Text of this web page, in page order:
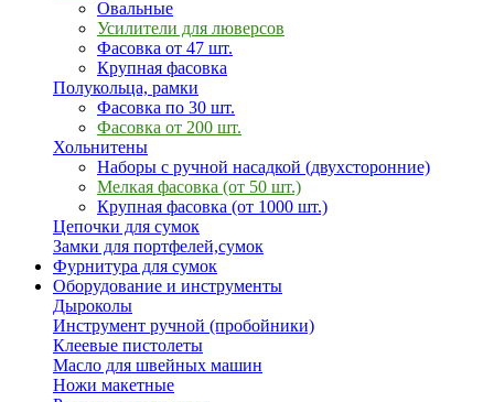
Овальные
Усилители для люверсов
Фасовка от 47 шт.
Крупная фасовка
Полукольца, рамки
Фасовка по 30 шт.
Фасовка от 200 шт.
Хольнитены
Наборы с ручной насадкой (двухсторонние)
Мелкая фасовка (от 50 шт.)
Крупная фасовка (от 1000 шт.)
Цепочки для сумок
Замки для портфелей,сумок
Фурнитура для сумок
Оборудование и инструменты
Дыроколы
Инструмент ручной (пробойники)
Клеевые пистолеты
Масло для швейных машин
Ножи макетные